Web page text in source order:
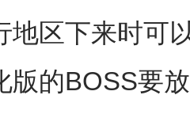
下来时可以
版的BOSS要